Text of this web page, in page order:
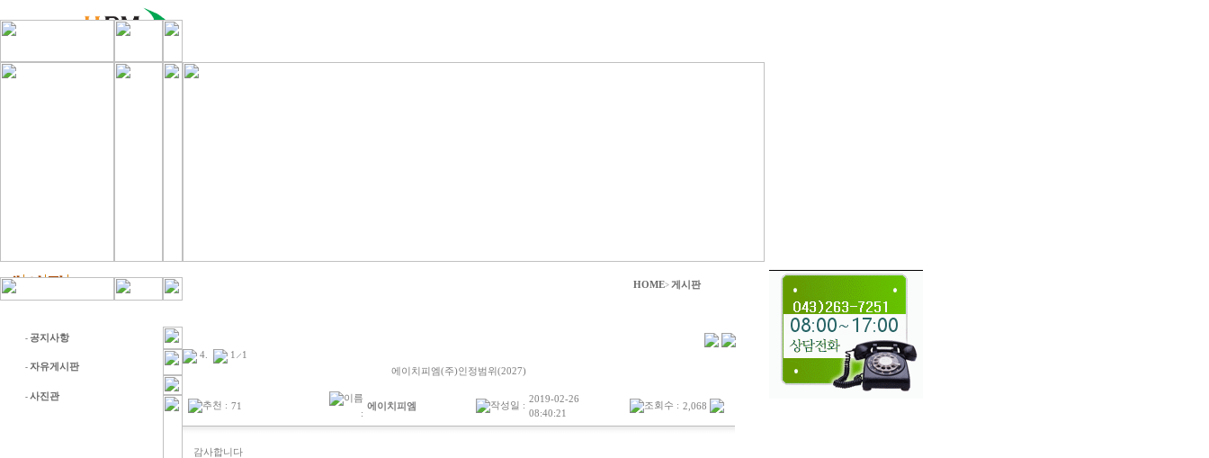
HOME> 게시판
- 공지사항
- 자유게시판
- 사진관
4. 1
1
에이치피엠(주)인정범위(2027)
추천 : 71
이름
:
에이치피엠 작성일 :
2019-02-26
08:40:21
조회수 : 2,068
감사합니다